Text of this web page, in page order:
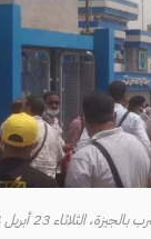
23 أبريل 2024